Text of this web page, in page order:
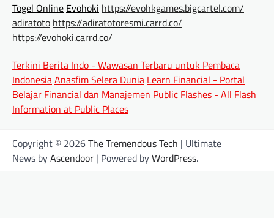
Togel Online Evohoki https://evohkgames.bigcartel.com/
adiratoto https://adiratotoresmi.carrd.co/
https://evohoki.carrd.co/
Terkini Berita Indo - Wawasan Terbaru untuk Pembaca
IndonesiaAnasfim Selera Dunia Learn Financial - Portal
Belajar Financial dan Manajemen Public Flashes - All Flash
Information at Public Places
Copyright © 2026The Tremendous Tech | Ultimate
News byAscendoor | Powered byWordPress.